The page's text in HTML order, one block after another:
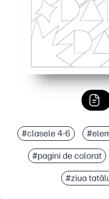
#clasele 4-6
#pagini de colorat
#ziua